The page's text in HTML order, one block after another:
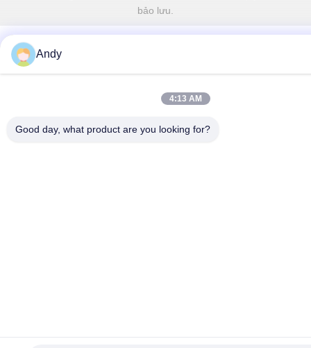
bảo lưu.
Andy
4:13 AM
Good day, what product are you looking for?